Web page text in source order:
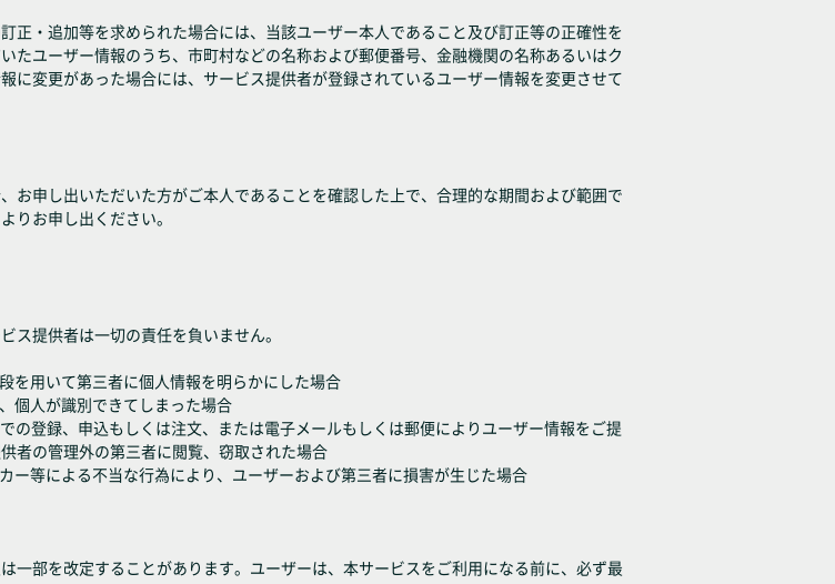
正・追加等を求められた場合には、当該ユーザー本人であること及び訂正等の正確性を
たユーザー情報のうち、市町村などの名称および郵便番号、金融機関の名称あるいはク
に変更があった場合には、サービス提供者が登録されているユーザー情報を変更させて
お申し出いただいた方がご本人であることを確認した上で、合理的な期間および範囲で
りお申し出ください。
ス提供者は一切の責任を負いません。
を用いて第三者に個人情報を明らかにした場合
個人が識別できてしまった場合
の登録、申込もしくは注文、または電子メールもしくは郵便によりユーザー情報をご提
者の管理外の第三者に閲覧、窃取された場合
等による不当な行為により、ユーザーおよび第三者に損害が生じた場合
一部を改定することがあります。ユーザーは、本サービスをご利用になる前に、必ず最